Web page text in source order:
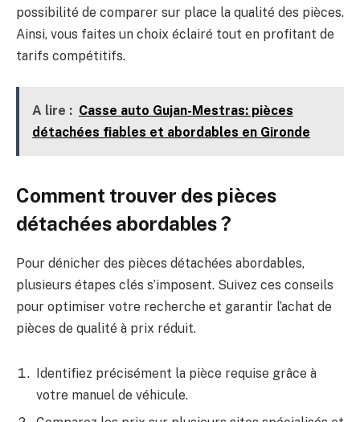
possibilité de comparer sur place la qualité des pièces.
Ainsi, vous faites un choix éclairé tout en profitant de
tarifs compétitifs.
A lire : Casse auto Gujan-Mestras: pièces
détachées fiables et abordables en Gironde
Comment trouver des pièces
détachées abordables ?
Pour dénicher des pièces détachées abordables,
plusieurs étapes clés s’imposent. Suivez ces conseils
pour optimiser votre recherche et garantir l’achat de
pièces de qualité à prix réduit.
Identifiez précisément la pièce requise grâce à
votre manuel de véhicule.